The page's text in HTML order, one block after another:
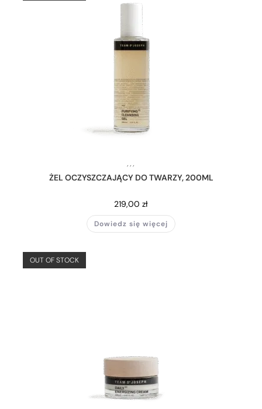
, , ,
ŻEL OCZYSZCZAJĄCY DO TWARZY, 200ML
219,00 zł
Dowiedz się więcej
OUT OF STOCK